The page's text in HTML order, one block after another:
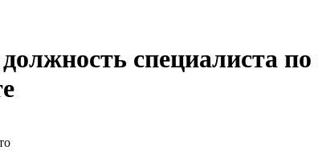
специалиста